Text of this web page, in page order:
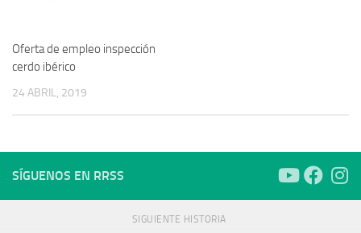
Oferta de empleo inspección
cerdo ibérico
24 ABRIL, 2019
SÍGUENOS EN RRSS
SIGUIENTE HISTORIA